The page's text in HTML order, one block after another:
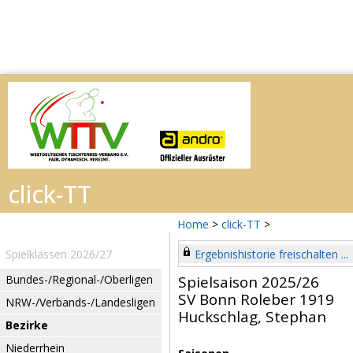
Home > click-TT >
Spielklassen 2026/27
Bundes-/Regional-/Oberligen
NRW-/Verbands-/Landesligen
Bezirke
Niederrhein
Ergebnishistorie freischalten ...
Spielsaison 2025/26
SV Bonn Roleber 1919
Huckschlag, Stephan